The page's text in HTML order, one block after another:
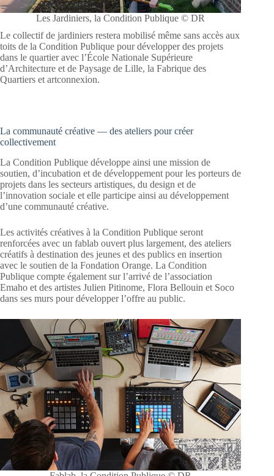
Les Jardiniers, la Condition Publique © DR
Le collectif de jardiniers restera mobilisé même sans accès aux
toits de la Condition Publique pour développer des projets
dans le quartier avec l’École Nationale Supérieure
d’Architecture et de Paysage de Lille, la Fabrique des
Quartiers et artconnexion.
La communauté créative — des ateliers pour créer
collectivement
La Condition Publique développe ainsi une mission de
soutien, d’incubation et de développement pour les porteurs de
projets dans les secteurs artistiques, du design et de
l’innovation sociale et elle participe ainsi au développement
d’une communauté créative.
Les activités créatives à la Condition Publique seront
renforcées avec un fablab ouvert plus largement, des ateliers
créatifs à destination des jeunes et des publics en insertion
avec le soutien de la Fondation Orange. La Condition
Publique compte également sur l’arrivé de l’association
Emaho et des artistes Julien Pitinome, Flora Bellouin et Soco
dans ses murs pour développer l’offre au public.